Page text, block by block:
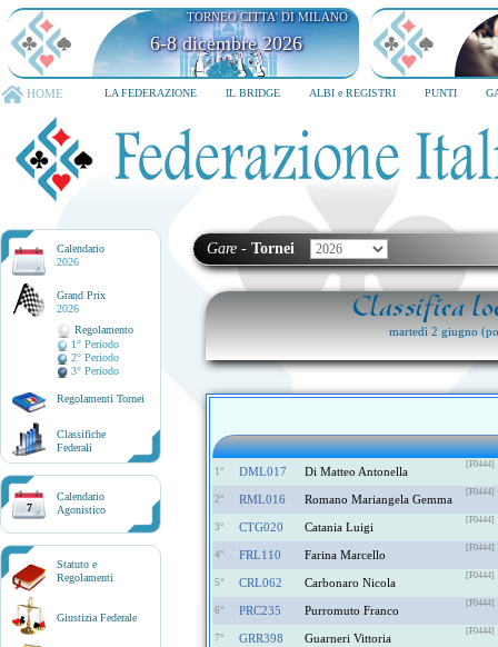
TORNEO CITTA' DI MILANO
6-8 dicembre 2026
HOME LA FEDERAZIONE IL BRIDGE ALBI e REGISTRI PUNTI
Calendario
2026
Grand Prix
2026
Regolamento
1° Periodo
2° Periodo
3° Periodo
Regolamenti Tornei
Classifiche
Federali
7
Calendario
Agonistico
Statuto e
Regolamenti
Giustizia Federale
Gare - Tornei
Classifica
martedì 2 giugno
1° DML017 Di Matteo Antonella
[F0444]
2° RML016 Romano Mariangela Gemma
[F0444]
3° CTG020 Catania Luigi
[F0444]
4° FRL110 Farina Marcello
[F0444]
5° CRL062 Carbonaro Nicola
[F0444]
6° PRC235 Purromuto Franco
[F0444]
7° GRR398 Guarneri Vittoria
[F0444]